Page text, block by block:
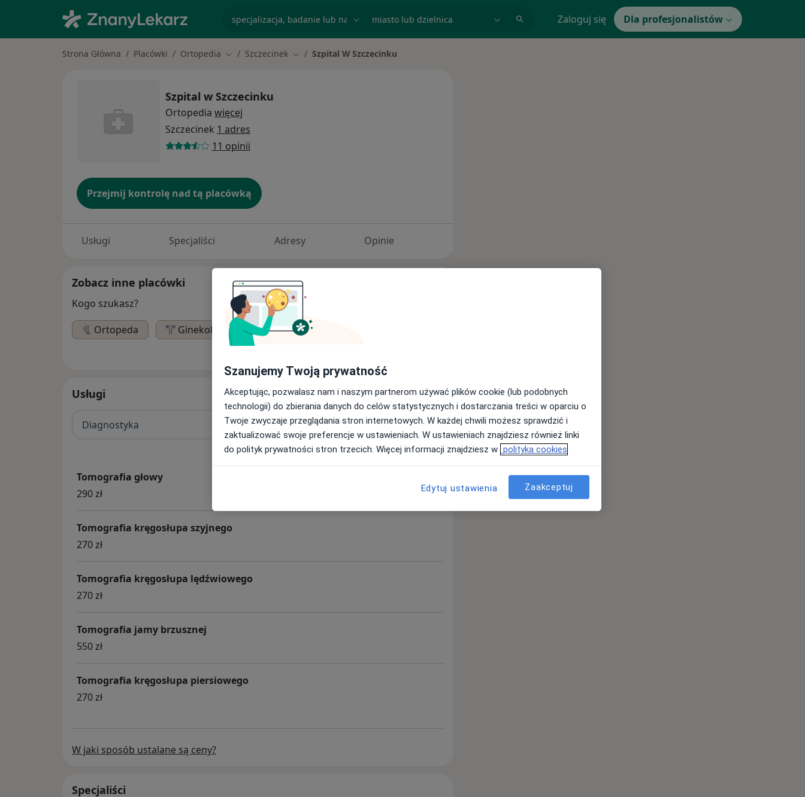
Zaloguj się Dla profesjonalistów
Strona Główna Placówki Ortopedia Zmień miasto
Szczecinek Zmień miasto
Szpital W Szczecinku
Szpital w Szczecinku
Ortopedia więcej
Szczecinek 1 adres
11 opinii
Przejmij kontrolę nad tą placówką
Usługi Specjaliści Adresy Opinie
Zobacz inne placówki
Kogo szukasz?
Ortopeda
Ginekolog Pediatra
Usługi
Diagnostyka
Tomografia głowy
290 zł
Tomografia kręgosłupa szyjnego
270 zł
Tomografia kręgosłupa lędźwiowego
270 zł
Tomografia jamy brzusznej
550 zł
Tomografia kręgosłupa piersiowego
270 zł
W jaki sposób ustalane są ceny?
Specjaliści
Szanujemy Twoją prywatność
Akceptując, pozwalasz nam i naszym partnerom używać plików cookie (lub podobnych
technologii) do zbierania danych do celów statystycznych i dostarczania treści w oparciu o
Twoje zwyczaje przeglądania stron internetowych. W każdej chwili możesz sprawdzić i
zaktualizować swoje preferencje w ustawieniach. W ustawieniach znajdziesz również linki
do polityk prywatności stron trzecich. Więcej informacji znajdziesz w polityka cookies
Edytuj ustawienia Zaakceptuj